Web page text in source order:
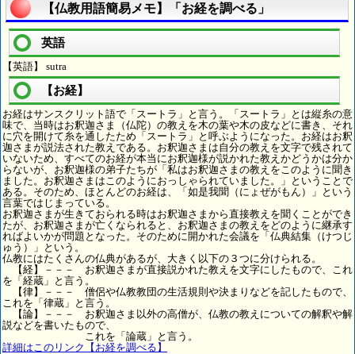
【仏教用語簡易メモ】「お経を調べる」
英語
【英語】 sutra
【お経】
お経はサンスクリット語で「スートラ」と言う。「スートラ」とは縦糸の意
味で、当時はお釈迦さま（仏陀）の教えを木の葉や木の皮などに書き、それ
に穴を開けて糸を通したため「スートラ」と呼ぶようになった。お経はお釈
迦さまが説法された教えである。お釈迦さまは自分の教えを文字で残されて
いないため、すべてのお経が本当にお釈迦様が説かれた教えかどうかは分か
らないが、お釈迦様の弟子たちが「私はお釈迦さまの教えをこのように聞き
ました。お釈迦さまはこのようにおっしゃられていました。」ということで
ある。そのため、ほとんどのお経は、「如是我聞（にょぜがもん）」という
言葉ではじまっている。
お釈迦さまが生きておられる時はお釈迦さまから直接教えを聞くことができ
たが、お釈迦さまが亡くなられると、お釈迦さまの教えをどのように継承す
ればよいかが問題となった。そのために開かれた会議を「仏典結集（けつじ
ゅう）」という。
仏教にはたくさんの仏典があるが、大きく以下の３つに分けられる。
【経】－－－ お釈迦さまが直接説かれた教えを文字にしたもので、これ
を「経蔵」と言う。
【律】－－－ 僧侶や仏教教団の生活規則や決まりなどを記したもので、
これを「律蔵」と言う。
【論】－－－ お釈迦さま以外の高僧が、仏教の教えについての解釈や解
説などを書いたもので、
これを「論蔵」と言う。
詳細はこのリンク【お経を調べる】